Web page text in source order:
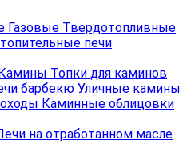
Газовые Твердотопливные
печи
Топки для каминов
барбекю Уличные камины
Каминные облицовки
на отработанном масле